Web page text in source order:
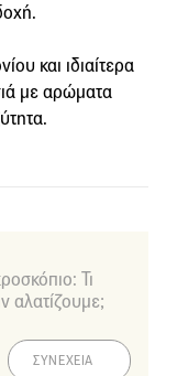
και ιδιαίτερα
με αρώματα
Τι
αλατίζουμε;
ΣΥΝΕΧΕΙΑ